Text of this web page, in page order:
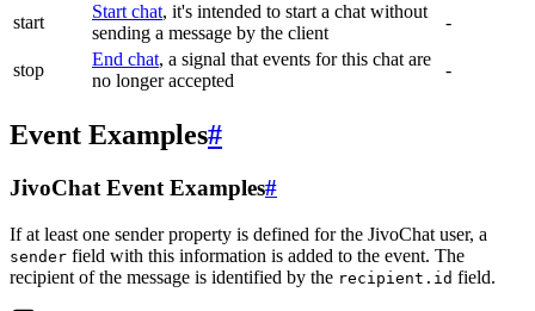
start
Start chat, it's intended to start a chat without
sending a message by the client
-
stop
End chat, a signal that events for this chat are
no longer accepted
-
Event Examples#
JivoChat Event Examples#
If at least one sender property is defined for the JivoChat user, a
sender field with this information is added to the event. The
recipient of the message is identified by the recipient.id field.